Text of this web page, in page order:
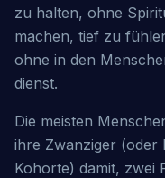
zu halten, ohne
machen, tief zu
ohne in den
dienst.
Die meisten
ihre Zwanziger (oder
Kohorte) damit, zwei